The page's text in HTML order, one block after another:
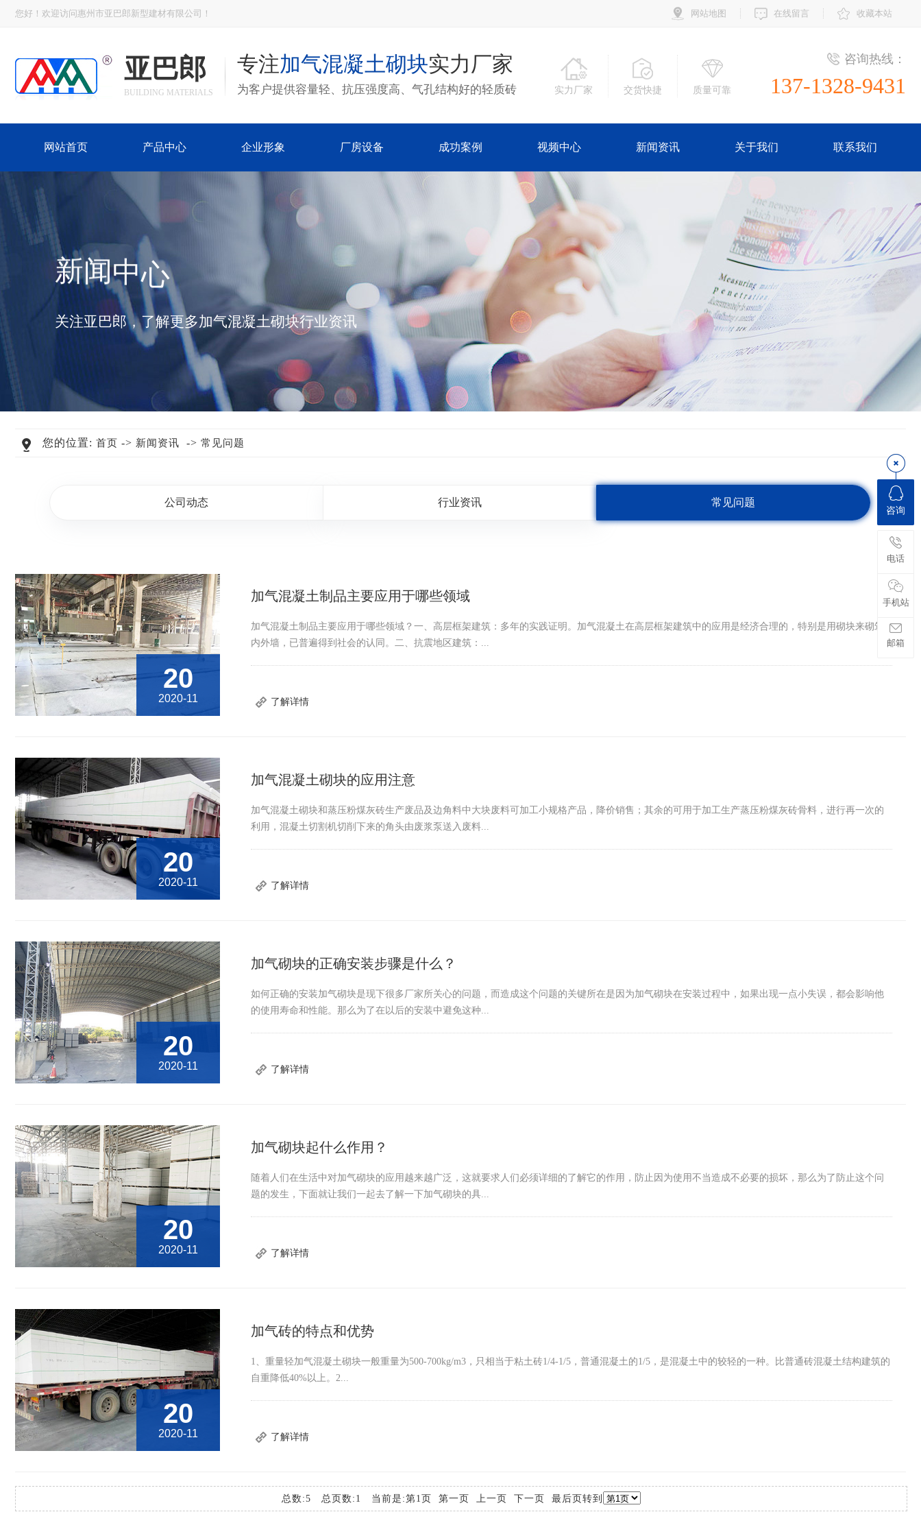
您好！欢迎访问惠州市亚巴郎新型建材有限公司！ 网站地图 在线留言 收藏本站
亚巴郎
BUILDING MATERIALS
专注加气混凝土砌块实力厂家
为客户提供容量轻、抗压强度高、气孔结构好的轻质砖 实力厂家 交货快捷 质量可靠
咨询热线：
137-1328-9431
网站首页 产品中心 企业形象 厂房设备 成功案例 视频中心 新闻资讯 关于我们 联系我们
新闻中心
关注亚巴郎，了解更多加气混凝土砌块行业资讯
您的位置: 首页 -> 新闻资讯 -> 常见问题
公司动态 行业资讯 常见问题
20
2020-11
加气混凝土制品主要应用于哪些领域
加气混凝土制品主要应用于哪些领域？一、高层框架建筑：多年的实践证明。加气混凝土在高层框架建筑中的应用是经济合理的，特别是用砌块来砌筑
内外墙，已普遍得到社会的认同。二、抗震地区建筑：...
了解详情
20
2020-11
加气混凝土砌块的应用注意
加气混凝土砌块和蒸压粉煤灰砖生产废品及边角料中大块废料可加工小规格产品，降价销售；其余的可用于加工生产蒸压粉煤灰砖骨料，进行再一次的
利用，混凝土切割机切削下来的角头由废浆泵送入废料...
了解详情
20
2020-11
加气砌块的正确安装步骤是什么？
如何正确的安装加气砌块是现下很多厂家所关心的问题，而造成这个问题的关键所在是因为加气砌块在安装过程中，如果出现一点小失误，都会影响他
的使用寿命和性能。那么为了在以后的安装中避免这种...
了解详情
20
2020-11
加气砌块起什么作用？
随着人们在生活中对加气砌块的应用越来越广泛，这就要求人们必须详细的了解它的作用，防止因为使用不当造成不必要的损坏，那么为了防止这个问
题的发生，下面就让我们一起去了解一下加气砌块的具...
了解详情
20
2020-11
加气砖的特点和优势
1、重量轻加气混凝土砌块一般重量为500-700kg/m3，只相当于粘土砖1/4-1/5，普通混凝土的1/5，是混凝土中的较轻的一种。比普通砖混凝土结构建筑的
自重降低40%以上。2...
了解详情
总数:5 总页数:1 当前是:第1页 第一页 上一页 下一页 最后页转到
咨询
电话
手机站
邮箱